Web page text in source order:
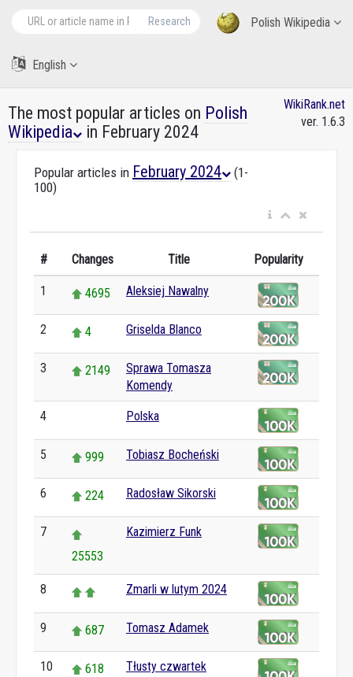
Polish Wikipedia
Research
English
The most popular articles on Polish
Wikipedia
in February 2024
WikiRank.net
ver. 1.6.3
Popular articles in February 2024
(1-
100)
# Changes Title Popularity
1 4695 Aleksiej Nawalny
2 4 Griselda Blanco
3 2149
Sprawa Tomasza
Komendy
4 Polska
5 999 Tobiasz Bocheński
6 224 Radosław Sikorski
7
25553
Kazimierz Funk
8 Zmarli w lutym 2024
9 687 Tomasz Adamek
10 618 Tłusty czwartek